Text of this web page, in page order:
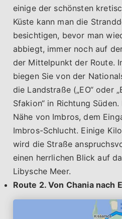
einige der schönsten
Küste kann man die
besichtigen, bevor man
abbiegt, immer noch auf
der Mittelpunkt der Route.
biegen Sie von der
die Landstraße („EO“ oder
Sfakion“ in Richtung
Nähe von Imbros, dem
Imbros-Schlucht. Einige
wird die Straße
einen herrlichen Blick auf
Libysche Meer.
Route 2. Von Chania nach